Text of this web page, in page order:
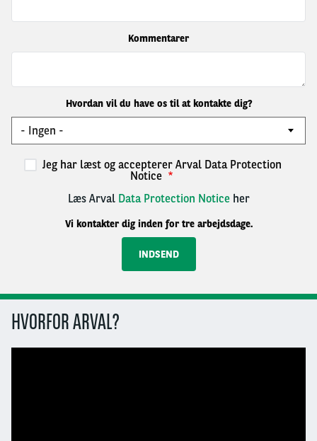
Kommentarer
Hvordan vil du have os til at kontakte dig?
Jeg har læst og accepterer Arval Data Protection
Notice
Læs Arval Data Protection Noticeher
Vi kontakter dig inden for tre arbejdsdage.
HVORFOR ARVAL?